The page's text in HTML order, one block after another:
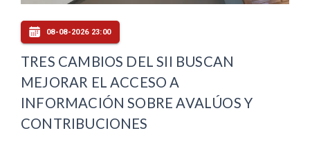
08-08-2026 23:00
TRES CAMBIOS DEL SII BUSCAN
MEJORAR EL ACCESO A
INFORMACIÓN SOBRE AVALÚOS Y
CONTRIBUCIONES